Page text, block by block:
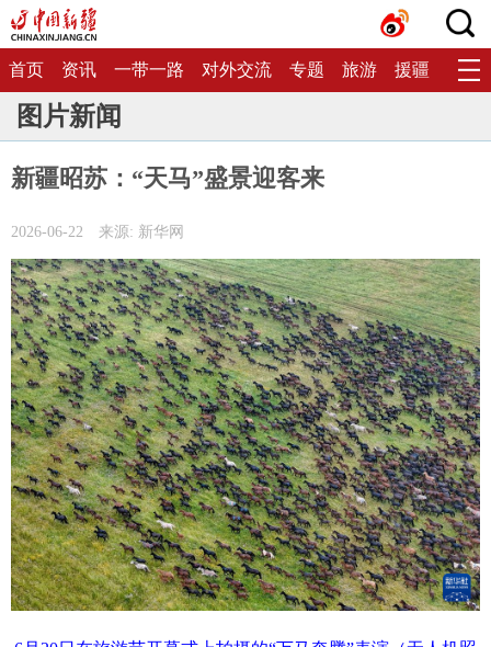
首页 资讯 一带一路 对外交流 专题 旅游 援疆 生态
图片新闻
新疆昭苏：“天马”盛景迎客来
2026-06-22 来源: 新华网